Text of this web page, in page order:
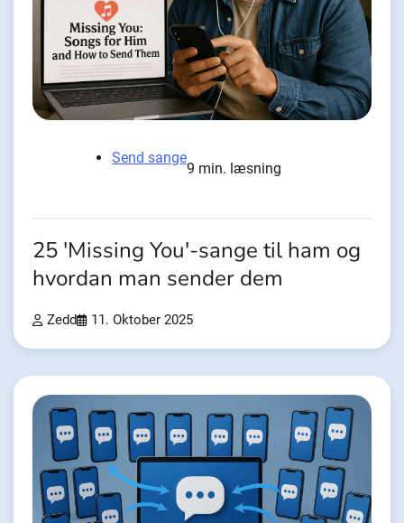
Send sange
9 min. læsning
25 'Missing You'-sange til ham og
hvordan man sender dem
Zedd 11. Oktober 2025